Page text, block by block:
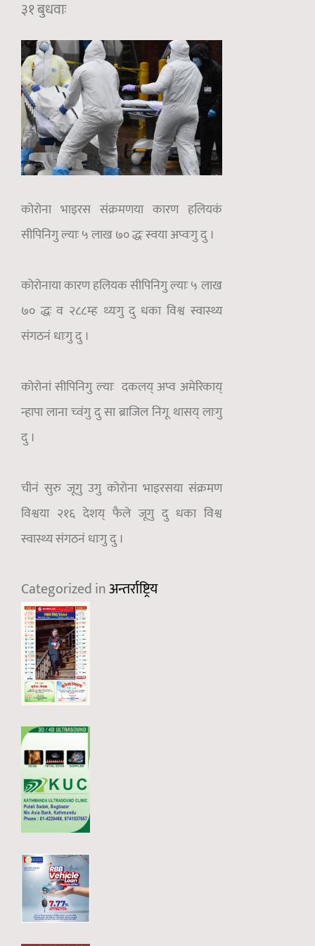
३१ बुधवाः
कोरोना भाइरस संक्रमणया कारण हलियकं
सीपिनिगु ल्याः ५ लाख ७० द्धः स्वया अप्वःगु दु ।
कोरोनाया कारण हलियक सीपिनिगु ल्याः ५ लाख
७० द्धः व २८८म्ह थ्यःगु दु धका विश्व स्वास्थ्य
संगठनं धाःगु दु ।
कोरोनां सीपिनिगु ल्याः दकलय् अप्व अमेरिकाय्
न्हापा लाना च्वंगु दु सा ब्राजिल निगू थासय् लाःगु
दु ।
चीनं सुरु जूगु उगु कोरोना भाइरसया संक्रमण
विश्वया २१६ देशय् फैले जूगु दु धका विश्व
स्वास्थ्य संगठनं धाःगु दु ।
Categorized inअन्तर्राष्ट्रिय